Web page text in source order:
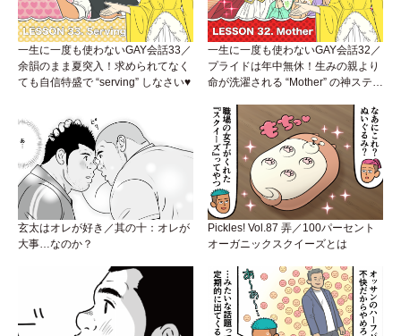
一生に一度も使わないGAY会話33／
余韻のまま夏突入！求められてなく
ても自信特盛で “serving” しなさい♥
一生に一度も使わないGAY会話32／
プライドは年中無休！生みの親より
命が洗濯される “Mother” の神ステー
玄太はオレが好き／其の十：オレが
大事…なのか？
Pickles! Vol.87 弄／100パーセント
オーガニックスクイーズとは